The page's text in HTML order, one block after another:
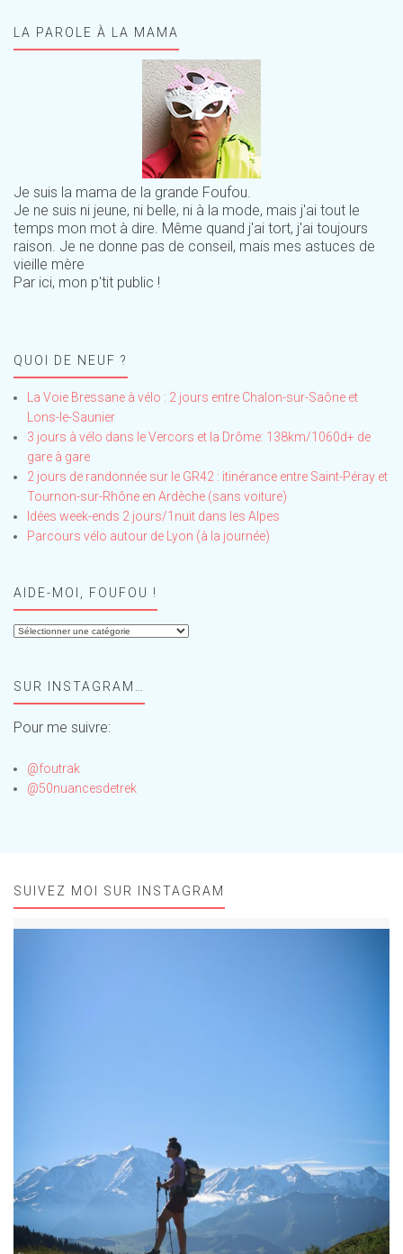
LA PAROLE À LA MAMA
Je suis la mama de la grande Foufou.
Je ne suis ni jeune, ni belle, ni à la mode, mais j'ai tout le
temps mon mot à dire. Même quand j'ai tort, j'ai toujours
raison. Je ne donne pas de conseil, mais mes astuces de
vieille mère
Par ici, mon p'tit public !
QUOI DE NEUF ?
La Voie Bressane à vélo : 2 jours entre Chalon-sur-Saône et
Lons-le-Saunier
3 jours à vélo dans le Vercors et la Drôme: 138km/1060d+ de
gare à gare
2 jours de randonnée sur le GR42 : itinérance entre Saint-Péray et
Tournon-sur-Rhône en Ardèche (sans voiture)
Idées week-ends 2 jours/1nuit dans les Alpes
Parcours vélo autour de Lyon (à la journée)
AIDE-MOI, FOUFOU !
Aide-
!SUR INSTAGRAM…
Pour me suivre:
@foutrak
@50nuancesdetrek
SUIVEZ MOI SUR INSTAGRAM